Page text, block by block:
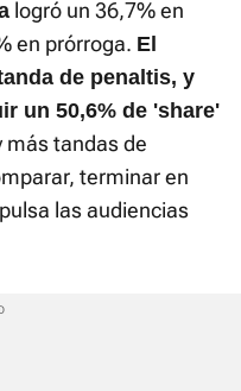
logró un 36,7% en
en prórroga. El
de penaltis, y
un 50,6% de 'share'
más tandas de
terminar en
las audiencias